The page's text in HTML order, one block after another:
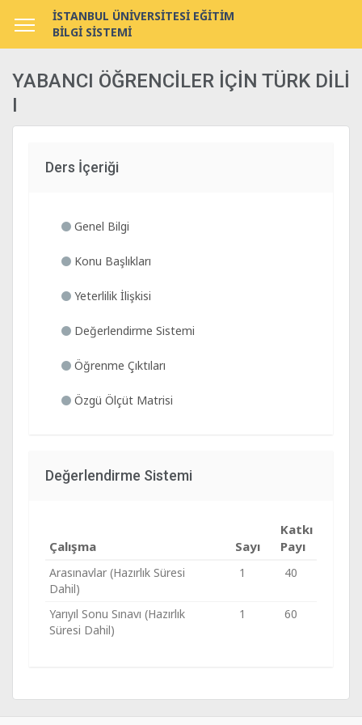
İSTANBUL ÜNİVERSİTESİ EĞİTİM
BİLGİ SİSTEMİ
YABANCI ÖĞRENCİLER İÇİN TÜRK DİLİ
I
Ders İçeriği
Genel Bilgi
Konu Başlıkları
Yeterlilik İlişkisi
Değerlendirme Sistemi
Öğrenme Çıktıları
Özgü Ölçüt Matrisi
Değerlendirme Sistemi
Çalışma Sayı
Katkı
Payı
Arasınavlar (Hazırlık Süresi
Dahil)
1 40
Yarıyıl Sonu Sınavı (Hazırlık
Süresi Dahil)
1 60